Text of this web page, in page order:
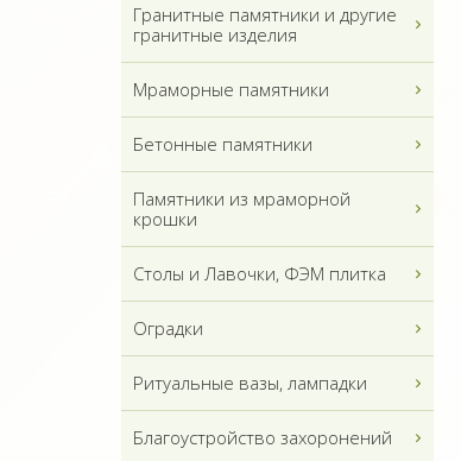
Гранитные памятники и другие
гранитные изделия
Мраморные памятники
Бетонные памятники
Памятники из мраморной
крошки
Столы и Лавочки, ФЭМ плитка
Оградки
Ритуальные вазы, лампадки
Благоустройство захоронений